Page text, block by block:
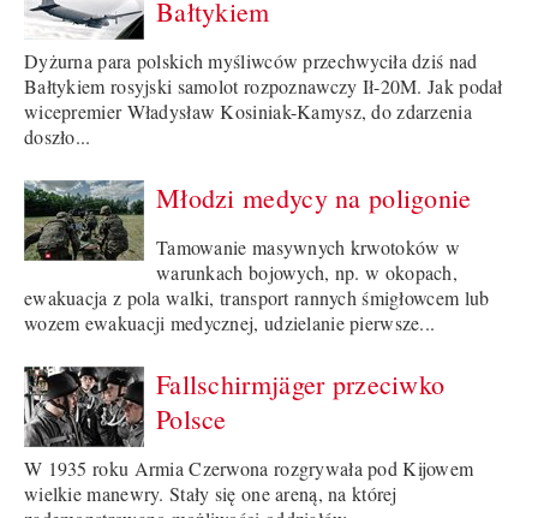
Bałtykiem
Dyżurna para polskich myśliwców przechwyciła dziś nad
Bałtykiem rosyjski samolot rozpoznawczy Ił-20M. Jak podał
wicepremier Władysław Kosiniak-Kamysz, do zdarzenia
doszło...
Młodzi medycy na poligonie
Tamowanie masywnych krwotoków w
warunkach bojowych, np. w okopach,
ewakuacja z pola walki, transport rannych śmigłowcem lub
wozem ewakuacji medycznej, udzielanie pierwsze...
Fallschirmjäger przeciwko
Polsce
W 1935 roku Armia Czerwona rozgrywała pod Kijowem
wielkie manewry. Stały się one areną, na której